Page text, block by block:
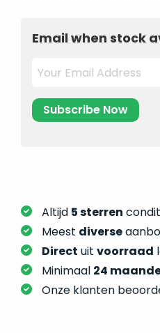
Email when stock
Altijd 5 sterren
Meest diverse
Direct uit voorraad
Minimaal 24
Onze klanten